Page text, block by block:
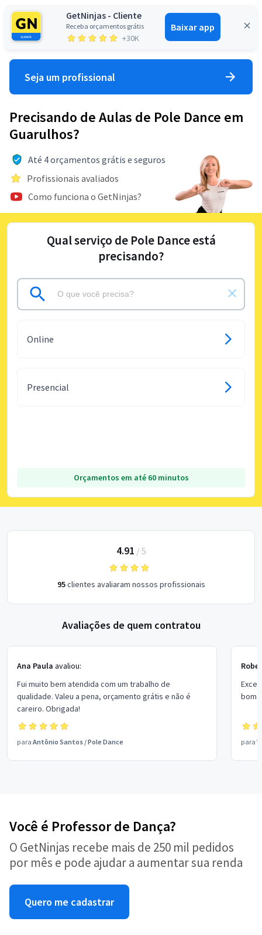
GetNinjas - Cliente
Receba orçamentos grátis
+30K
Baixar app
Entrar
Seja um profissional
Precisando de Aulas de Pole Dance em
Guarulhos?
Até 4 orçamentos grátis e seguros
Profissionais avaliados
Como funciona o GetNinjas?
Qual serviço de Pole Dance está
precisando?
Online
Presencial
Orçamentos em até 60 minutos
4.91 / 5
95clientes avaliaram nossos profissionais
Avaliações de quem contratou
Ana Paula avaliou:
Fui muito bem atendida com um trabalho de
qualidade. Valeu a pena, orçamento grátis e não é
careiro. Obrigada!
para Antônio Santos /Pole Dance
bom
para
Você é Professor de Dança?
O GetNinjas recebe mais de 250 mil pedidos
por mês e pode ajudar a aumentar sua renda
Quero me cadastrar